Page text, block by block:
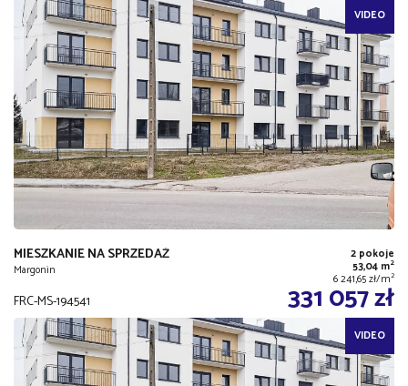
VIDEO
MIESZKANIE NA SPRZEDAŻ
Margonin
2 pokoje
53,04 m2
6 241,65 zł/m2
FRC-MS-194541 331 057 zł
VIDEO